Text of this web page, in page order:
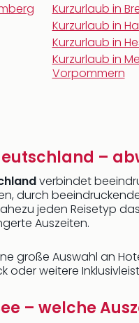
Kurzurlaub in
Kurzurlaub in
Kurzurlaub in
Kurzurlaub in
Vorpommern
–
verbindet
durch
jeden Reisetyp
Auszeiten.
große Auswahl an
oder weitere
– welche